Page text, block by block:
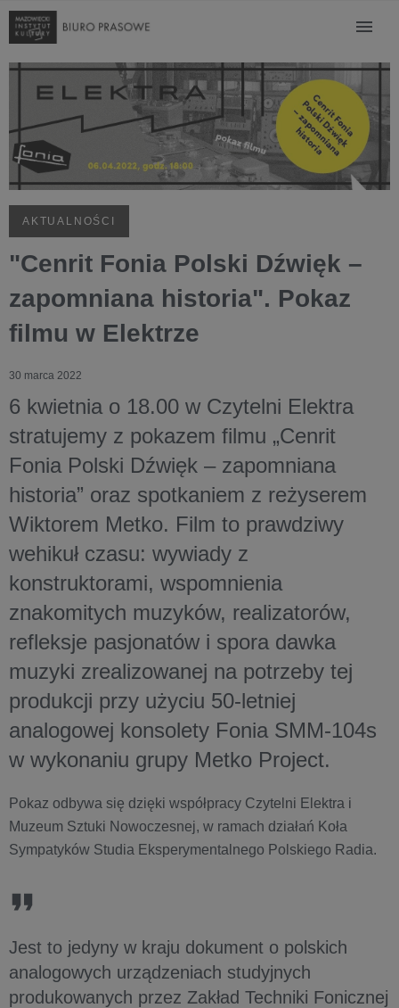
AKTUALNOŚCI
"Cenrit Fonia Polski Dźwięk –
zapomniana historia". Pokaz
filmu w Elektrze
30 marca 2022
6 kwietnia o 18.00 w Czytelni Elektra
stratujemy z pokazem filmu „Cenrit
Fonia Polski Dźwięk – zapomniana
historia” oraz spotkaniem z reżyserem
Wiktorem Metko. Film to prawdziwy
wehikuł czasu: wywiady z
konstruktorami, wspomnienia
znakomitych muzyków, realizatorów,
refleksje pasjonatów i spora dawka
muzyki zrealizowanej na potrzeby tej
produkcji przy użyciu 50-letniej
analogowej konsolety Fonia SMM-104s
w wykonaniu grupy Metko Project.
Pokaz odbywa się dzięki współpracy Czytelni Elektra i
Muzeum Sztuki Nowoczesnej, w ramach działań Koła
Sympatyków Studia Eksperymentalnego Polskiego Radia.
Jest to jedyny w kraju dokument o polskich
analogowych urządzeniach studyjnych
produkowanych przez Zakład Techniki Fonicznej